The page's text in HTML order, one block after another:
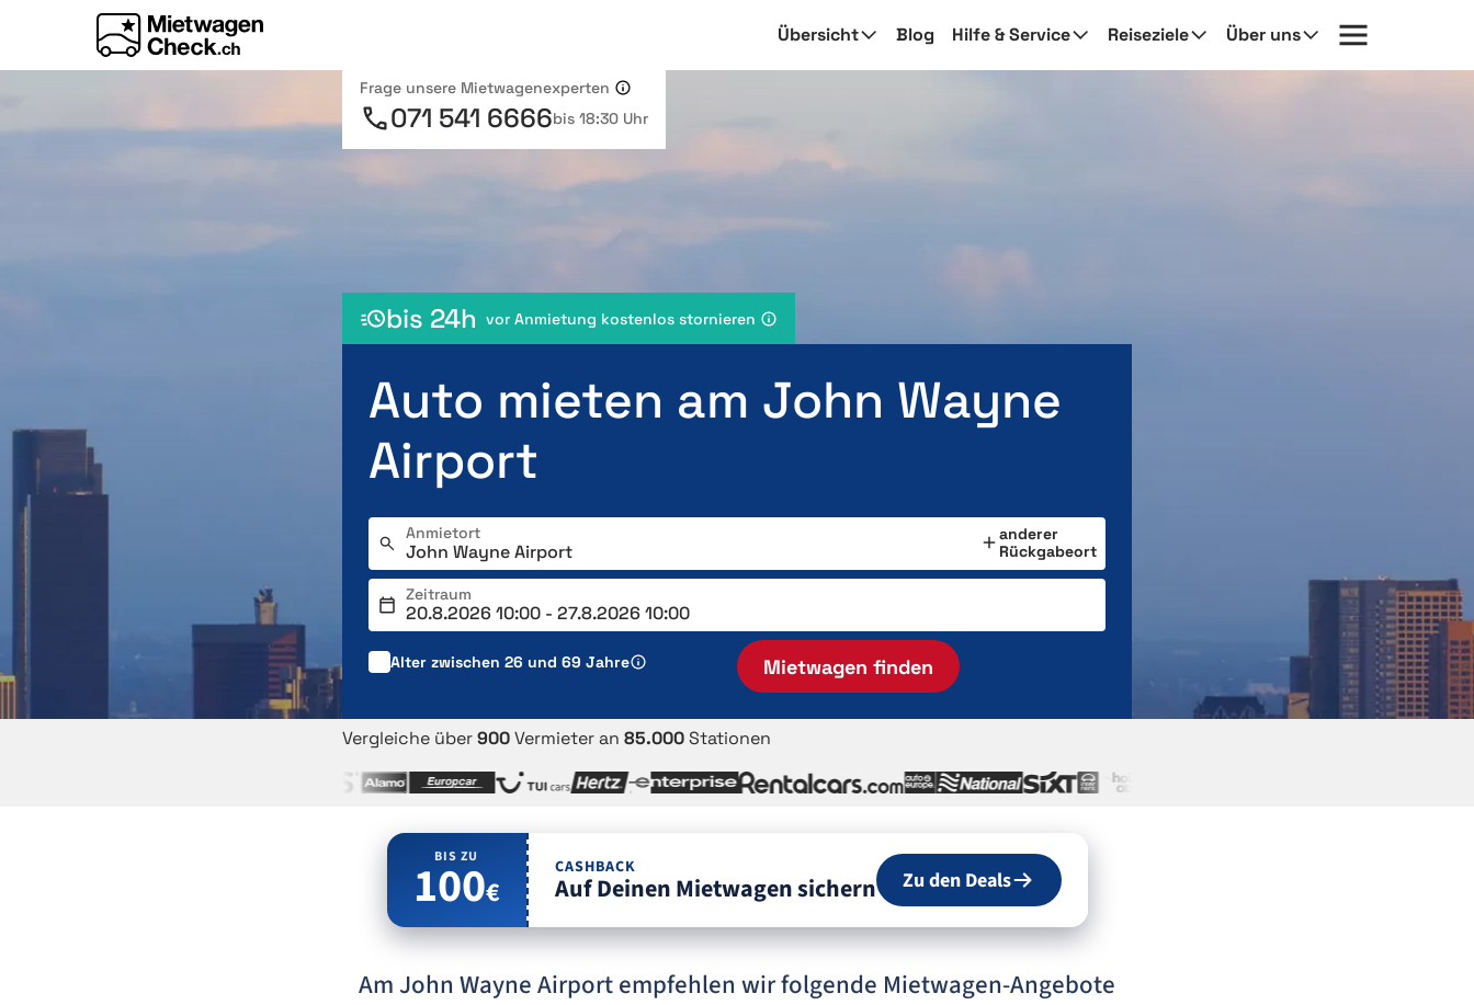
Übersicht Blog Hilfe & Service Reiseziele Über uns
Frage unsere Mietwagenexperten
071 541 6666bis 18:30 Uhr
bis 24h vor Anmietung kostenlos stornieren
Auto mieten am John Wayne
Airport
Anmietort
anderer
Rückgabeort
Zeitraum
Alter zwischen 26 und 69 Jahre Mietwagen finden
Vergleiche über900Vermieter an 85.000Stationen
BIS ZU
100€
CASHBACK
Auf Deinen Mietwagen sichern Zu den Deals
Am John Wayne Airport empfehlen wir folgende Mietwagen-Angebote